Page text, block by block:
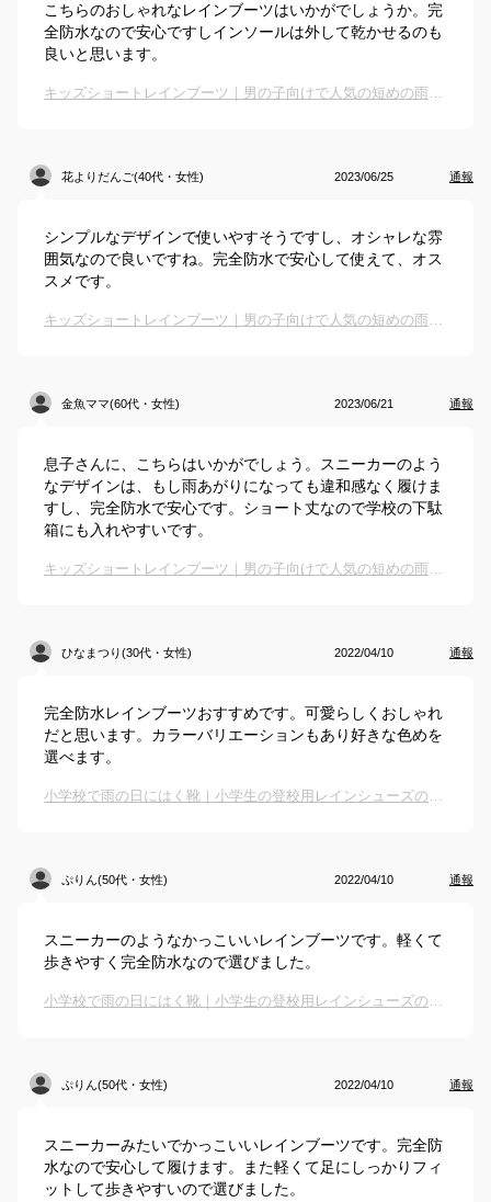
こちらのおしゃれなレインブーツはいかがでしょうか。完
全防水なので安心ですしインソールは外して乾かせるのも
良いと思います。
キッズショートレインブーツ｜男の子向けで人気の短めの雨靴のおすすめは？
花よりだんご(40代・女性) 2023/06/25 通報
シンプルなデザインで使いやすそうですし、オシャレな雰
囲気なので良いですね。完全防水で安心して使えて、オス
スメです。
キッズショートレインブーツ｜男の子向けで人気の短めの雨靴のおすすめは？
金魚ママ(60代・女性) 2023/06/21 通報
息子さんに、こちらはいかがでしょう。スニーカーのよう
なデザインは、もし雨あがりになっても違和感なく履けま
すし、完全防水で安心です。ショート丈なので学校の下駄
箱にも入れやすいです。
キッズショートレインブーツ｜男の子向けで人気の短めの雨靴のおすすめは？
ひなまつり(30代・女性) 2022/04/10 通報
完全防水レインブーツおすすめです。可愛らしくおしゃれ
だと思います。カラーバリエーションもあり好きな色めを
選べます。
小学校で雨の日にはく靴｜小学生の登校用レインシューズのおすすめは？
ぷりん(50代・女性) 2022/04/10 通報
スニーカーのようなかっこいいレインブーツです。軽くて
歩きやすく完全防水なので選びました。
小学校で雨の日にはく靴｜小学生の登校用レインシューズのおすすめは？
ぷりん(50代・女性) 2022/04/10 通報
スニーカーみたいでかっこいいレインブーツです。完全防
水なので安心して履けます。また軽くて足にしっかりフィ
ットして歩きやすいので選びました。